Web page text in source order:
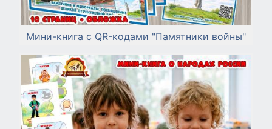
Мини-книга с QR-кодами "Памятники войны"